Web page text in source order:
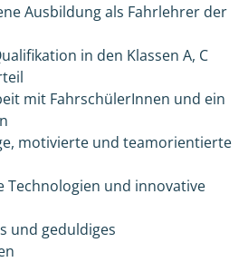
Ausbildung als Fahrlehrer der
in den Klassen A, C
mit FahrschülerInnen und ein
motivierte und teamorientierte
Technologien und innovative
und geduldiges